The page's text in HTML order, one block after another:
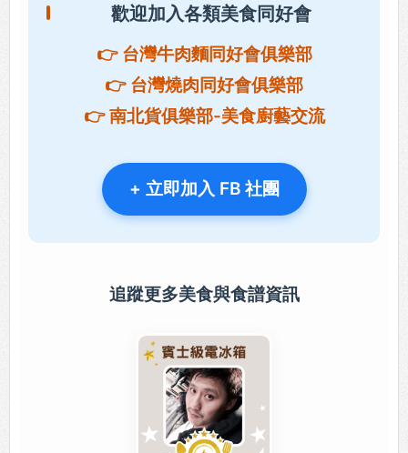
歡迎加入各類美食同好會
👉 台灣牛肉麵同好會俱樂部
👉 台灣燒肉同好會俱樂部
👉 南北貨俱樂部-美食廚藝交流
+ 立即加入 FB 社團
追蹤更多美食與食譜資訊